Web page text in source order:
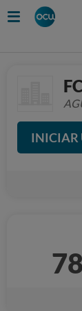
INICIAR
78